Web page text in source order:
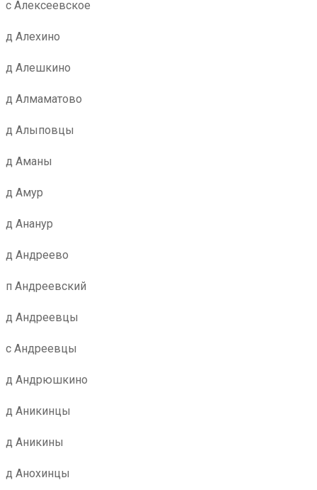
с Алексеевское
д Алехино
д Алешкино
д Алмаматово
д Алыповцы
д Аманы
д Амур
д Ананур
д Андреево
п Андреевский
д Андреевцы
с Андреевцы
д Андрюшкино
д Аникинцы
д Аникины
д Анохинцы